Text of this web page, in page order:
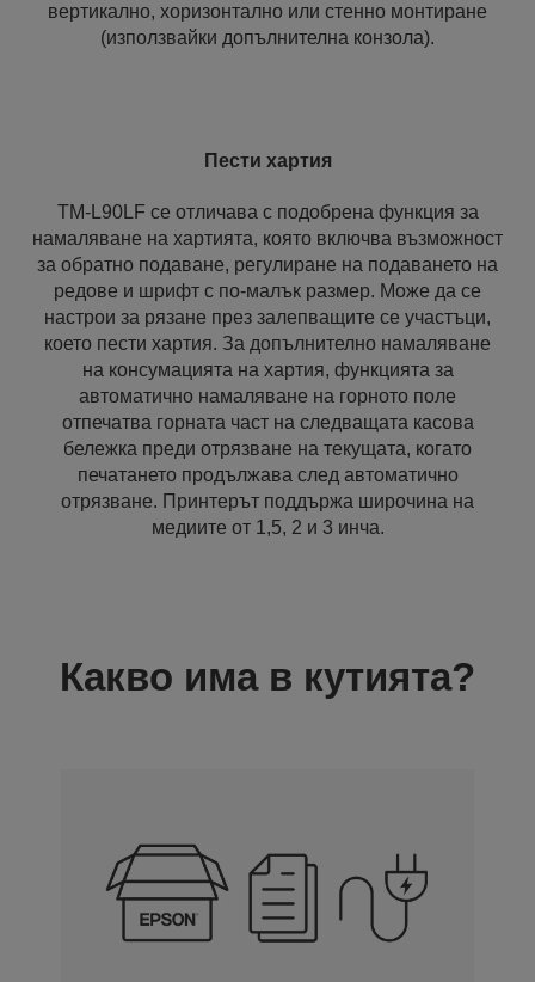
вертикално, хоризонтално или стенно монтиране
(използвайки допълнителна конзола).
Пести хартия
TM-L90LF се отличава с подобрена функция за
намаляване на хартията, която включва възможност
за обратно подаване, регулиране на подаването на
редове и шрифт с по-малък размер. Може да се
настрои за рязане през залепващите се участъци,
което пести хартия. За допълнително намаляване
на консумацията на хартия, функцията за
автоматично намаляване на горното поле
отпечатва горната част на следващата касова
бележка преди отрязване на текущата, когато
печатането продължава след автоматично
отрязване. Принтерът поддържа широчина на
медиите от 1,5, 2 и 3 инча.
Какво има в кутията?